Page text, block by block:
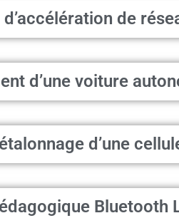
de
d’une voiture
d’une
Bluetooth